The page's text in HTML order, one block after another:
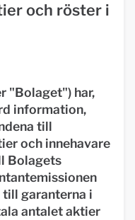
och röster i
"Bolaget") har,
information,
till
och innehavare
Bolagets
garanterna i
antalet aktier